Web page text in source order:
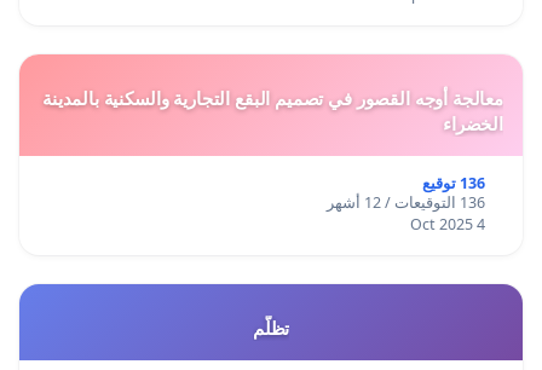
معالجة أوجه القصور في تصميم البقع التجارية والسكنية بالمدينة
الخضراء
136 توقيع
136 التوقيعات / 12 أشهر
4 Oct 2025
تظلّم